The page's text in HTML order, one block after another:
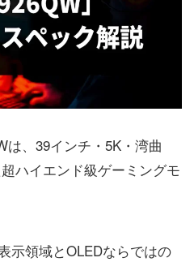
は、39インチ・5K・湾曲
ハイエンド級ゲーミングモ
示領域とOLEDならではの